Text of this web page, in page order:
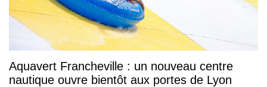
Aquavert Francheville : un nouveau centre
nautique ouvre bientôt aux portes de Lyon